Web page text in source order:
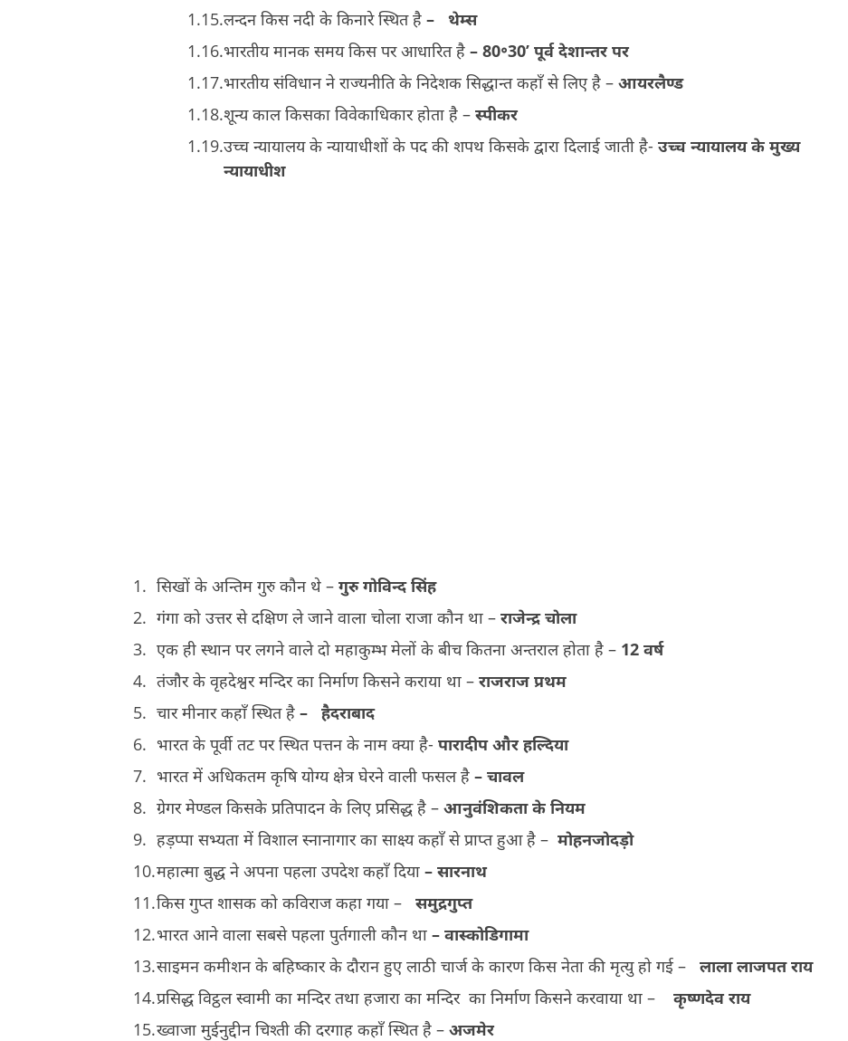
लन्दन किस नदी के किनारे स्थित है – थेम्स
भारतीय मानक समय किस पर आधारित है – 80॰30’ पूर्व देशान्तर पर
भारतीय संविधान ने राज्यनीति के निदेशक सिद्धान्त कहाँ से लिए है – आयरलैण्ड
शून्य काल किसका विवेकाधिकार होता है – स्पीकर
उच्च न्यायालय के न्यायाधीशों के पद की शपथ किसके द्वारा दिलाई जाती है- उच्च न्यायालय के मुख्य
न्यायाधीश
सिखों के अन्तिम गुरु कौन थे – गुरु गोविन्द सिंह
गंगा को उत्तर से दक्षिण ले जाने वाला चोला राजा कौन था – राजेन्द्र चोला
एक ही स्थान पर लगने वाले दो महाकुम्भ मेलों के बीच कितना अन्तराल होता है – 12 वर्ष
तंजौर के वृहदेश्वर मन्दिर का निर्माण किसने कराया था – राजराज प्रथम
चार मीनार कहाँ स्थित है – हैदराबाद
भारत के पूर्वी तट पर स्थित पत्तन के नाम क्या है- पारादीप और हल्दिया
भारत में अधिकतम कृषि योग्य क्षेत्र घेरने वाली फसल है – चावल
ग्रेगर मेण्डल किसके प्रतिपादन के लिए प्रसिद्ध है – आनुवंशिकता के नियम
हड़प्पा सभ्यता में विशाल स्नानागार का साक्ष्य कहाँ से प्राप्त हुआ है – मोहनजोदड़ो
महात्मा बुद्ध ने अपना पहला उपदेश कहाँ दिया – सारनाथ
किस गुप्त शासक को कविराज कहा गया –
समुद्रगुप्त
भारत आने वाला सबसे पहला पुर्तगाली कौन था – वास्कोडिगामा
साइमन कमीशन के बहिष्कार के दौरान हुए लाठी चार्ज के कारण किस नेता की मृत्यु हो गई – लाला लाजपत राय
प्रसिद्ध विट्ठल स्वामी का मन्दिर तथा हजारा का मन्दिर का निर्माण किसने करवाया था – कृष्णदेव राय
ख्वाजा मुईनुद्दीन चिश्ती की दरगाह कहाँ स्थित है – अजमेर